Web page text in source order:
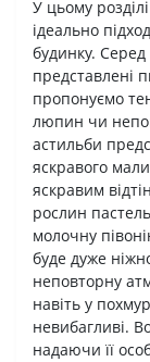
У цьому
ідеально
будинку. Серед
представлені
пропонуємо
люпин чи
астильби
яскравого
яскравим
рослин
молочну
буде дуже
неповторну
навіть у
невибагливі.
надаючи її